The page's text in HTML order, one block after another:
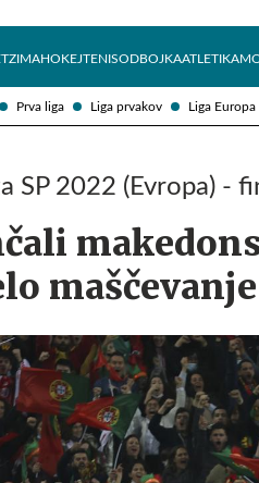
Prva liga Liga prvakov Liga Europa
ZIMAHOKEJTENISODBOJKAATLETIKA
SP 2022 (Evropa) -
maščevanje